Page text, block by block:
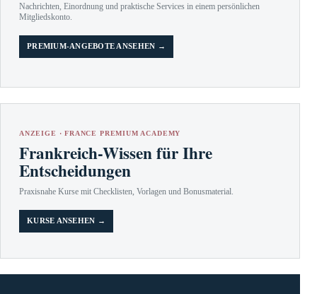
Nachrichten, Einordnung und praktische Services in einem persönlichen
Mitgliedskonto.
PREMIUM-ANGEBOTE ANSEHEN →
ANZEIGE · FRANCE PREMIUM ACADEMY
Frankreich-Wissen für Ihre
Entscheidungen
Praxisnahe Kurse mit Checklisten, Vorlagen und Bonusmaterial.
KURSE ANSEHEN →